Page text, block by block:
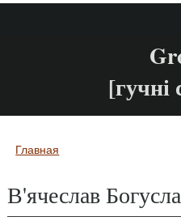
[гучні
Вы здесь
Главная
В'ячеслав